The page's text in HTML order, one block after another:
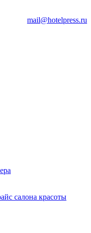
mail@hotelpress.ru
салона красоты